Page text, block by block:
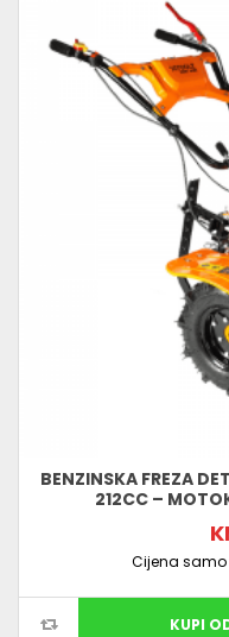
BENZINSKA FREZA
212CC –
Cijena
KUPI